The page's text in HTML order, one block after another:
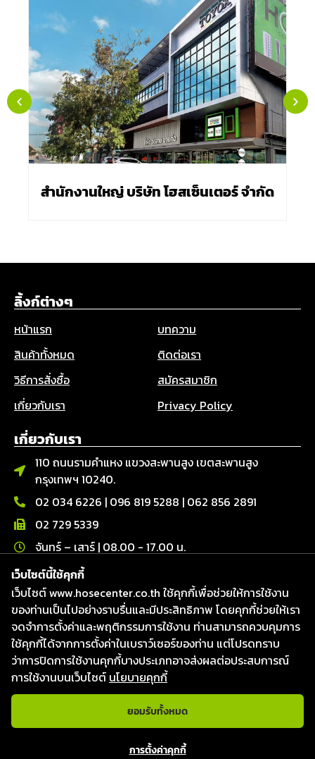
สำนักงานใหญ่ บริษัท โฮสเซ็นเตอร์ จำกัด
ลิ้งก์ต่างๆ
หน้าแรก
บทความ
สินค้าทั้งหมด
ติดต่อเรา
วิธีการสั่งซื้อ
สมัครสมาชิก
เกี่ยวกับเรา
Privacy Policy
เกี่ยวกับเรา
110 ถนนรามคำแหง แขวงสะพานสูง เขตสะพานสูง
กรุงเทพฯ 10240.
02 034 6226 | 096 819 5288 | 062 856 2891
02 729 5339
จันทร์ – เสาร์ | 08.00 - 17.00 น.
ติดต่อเรา
Line : @hosecenter
Hose Center ศูนย์รวมท่อ สายยาง และข้อต่อ
Hose Center ศูนย์รวมท่อ สายยาง และข้อต่อ
Hosecenter
บริษัท โฮสเซ็นเตอร์ จำกัด
designed & Developed by Fresh Digital.
แชทกับเจ้าหน้าที่
เว็บไซต์นี้ใช้คุกกี้
เว็บไซต์ www.hosecenter.co.th ใช้คุกกี้เพื่อช่วยให้การใช้งาน
ของท่านเป็นไปอย่างราบรื่นและมีประสิทธิภาพ โดยคุกกี้ช่วยให้เรา
จดจำการตั้งค่าและพฤติกรรมการใช้งาน ท่านสามารถควบคุมการ
ใช้คุกกี้ได้จากการตั้งค่าในเบราว์เซอร์ของท่าน แต่โปรดทราบ
ว่าการปิดการใช้งานคุกกี้บางประเภทอาจส่งผลต่อประสบการณ์
การใช้งานบนเว็บไซต์ นโยบายคุกกี้
ยอมรับทั้งหมด
การตั้งค่าคุกกี้